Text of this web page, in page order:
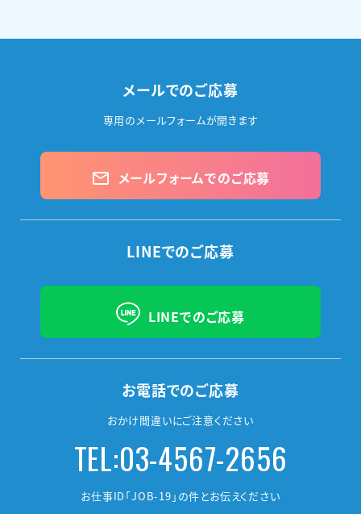
メールでのご応募
専用のメールフォームが開きます
mail_outline メールフォームでのご応募
LINEでのご応募
LINEでのご応募
お電話でのご応募
おかけ間違いにご注意ください
TEL:03-4567-2656
お仕事ID「JOB-19」の件とお伝えください